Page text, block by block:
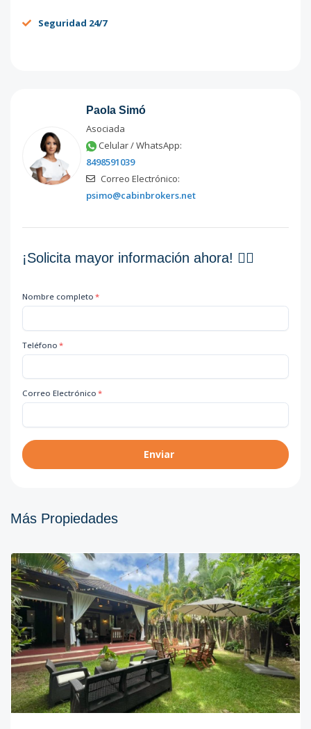
Seguridad 24/7
Paola Simó
Asociada
Celular / WhatsApp:
8498591039
Correo Electrónico:
psimo@cabinbrokers.net
¡Solicita mayor información ahora! 👇🏽
Nombre completo *
Teléfono *
Correo Electrónico *
Enviar
Más Propiedades